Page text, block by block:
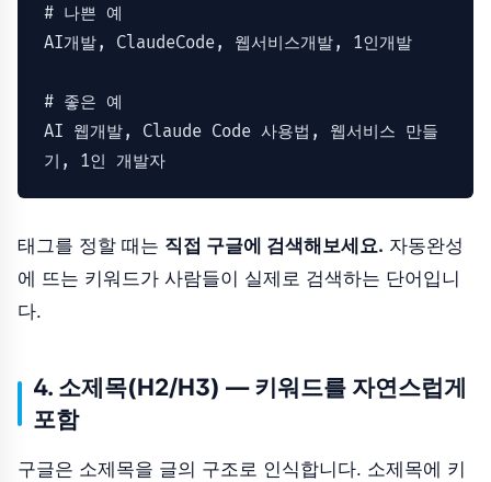
# 나쁜 예
AI개발,
ClaudeCode, 웹서비스개발, 1인개발
# 좋은 예
AI 웹개발, Claude Code 사용법, 웹서비스 만들
기,
1인 개발자
태그를 정할 때는 직접 구글에 검색해보세요. 자동완성
에 뜨는 키워드가 사람들이 실제로 검색하는 단어입니
다.
4. 소제목(H2/H3) — 키워드를 자연스럽게
포함
구글은 소제목을 글의 구조로 인식합니다. 소제목에 키